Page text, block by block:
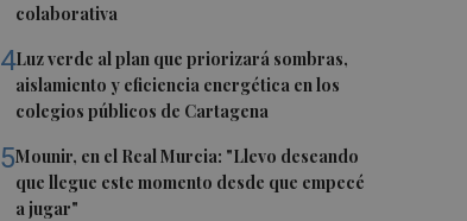
colaborativa
4Luz verde al plan que priorizará sombras,
aislamiento y eficiencia energética en los
colegios públicos de Cartagena
5Mounir, en el Real Murcia: "Llevo deseando
que llegue este momento desde que empecé
a jugar"